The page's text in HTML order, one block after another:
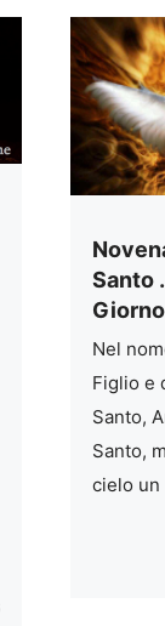
Santo
Giorno
Nel
Figlio e
Santo,
Santo,
cielo un